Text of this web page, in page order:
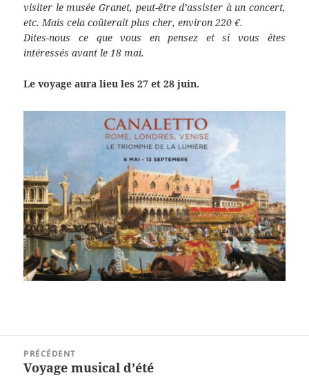
visiter le musée Granet, peut-être d’assister à un concert,
etc. Mais cela coûterait plus cher, environ 220 €.
Dites-nous ce que vous en pensez et si vous êtes
intéressés avant le 18 mai.
Le voyage aura lieu les 27 et 28 juin.
l’article
PRÉCÉDENT
Article
Voyage musical d’été